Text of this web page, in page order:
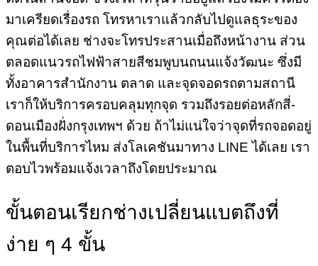
มาเครียดเรื่องรถ โทรหาเราแล้วกลับไปดูแลธุระของ
คุณต่อได้เลย ช่างจะโทรประสานเมื่อถึงหน้างาน ส่วน
ตลอดแนวรถไฟฟ้าสายสีชมพูบนถนนแจ้งวัฒนะ ซึ่งมี
ทั้งอาคารสำนักงาน ตลาด และจุดจอดรถตามสถานี
เราก็ให้บริการครอบคลุมทุกจุด รวมถึงรอยต่อหลักสี่-
ดอนเมืองฝั่งกรุงเทพฯ ด้วย ถ้าไม่แน่ใจว่าจุดที่รถจอดอยู่
ในพื้นที่บริการไหม ส่งโลเคชันมาทาง LINE ได้เลย เรา
ตอบไวพร้อมแจ้งเวลาถึงโดยประมาณ
ขั้นตอนเรียกช่างเปลี่ยนแบตถึงที่
ง่าย ๆ 4 ขั้น